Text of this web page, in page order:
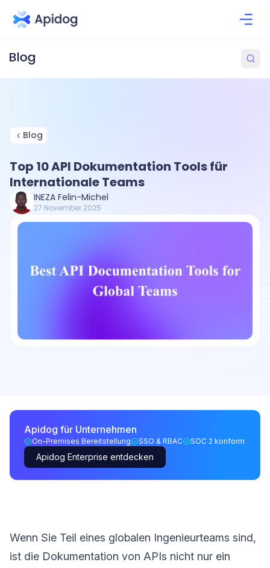
Blog
Top 10 API Dokumentation Tools für
Internationale Teams
INEZA Felin-Michel
27 November 2025
Apidog für Unternehmen
On-Premises Bereitstellung SSO & RBAC SOC 2 konform
Apidog Enterprise entdecken
Wenn Sie Teil eines globalen Ingenieurteams sind,
ist die Dokumentation von APIs nicht nur ein